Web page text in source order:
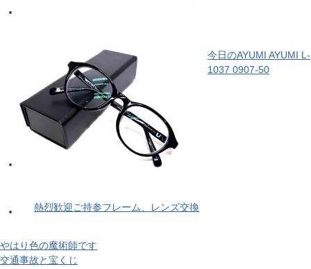
今日のAYUMI AYUMI L-
1037 0907-50
熱烈歓迎ご持参フレーム、レンズ交換
やはり色の魔術師です
交通事故と宝くじ